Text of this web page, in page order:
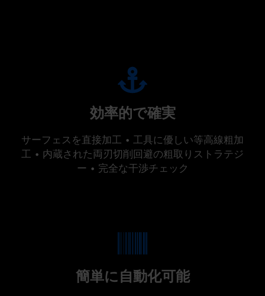
効率的で確実
サーフェスを直接加工 • 工具に優しい等高線粗加
工 • 内蔵された両刃切削回避の粗取りストラテジ
ー • 完全な干渉チェック
簡単に自動化可能